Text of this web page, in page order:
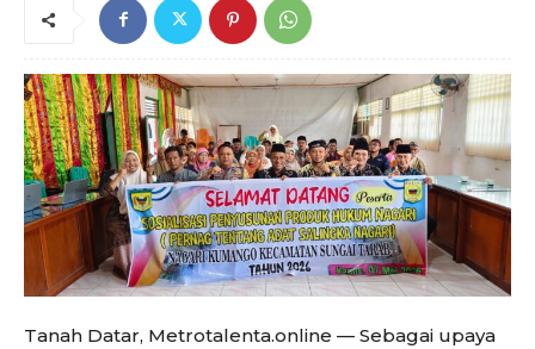
Tanah Datar, Metrotalenta.online — Sebagai upaya